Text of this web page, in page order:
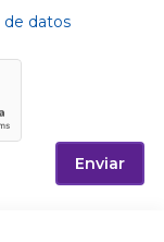
datos
Enviar